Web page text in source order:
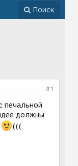
Поиск
#1
печальной
должны
(((